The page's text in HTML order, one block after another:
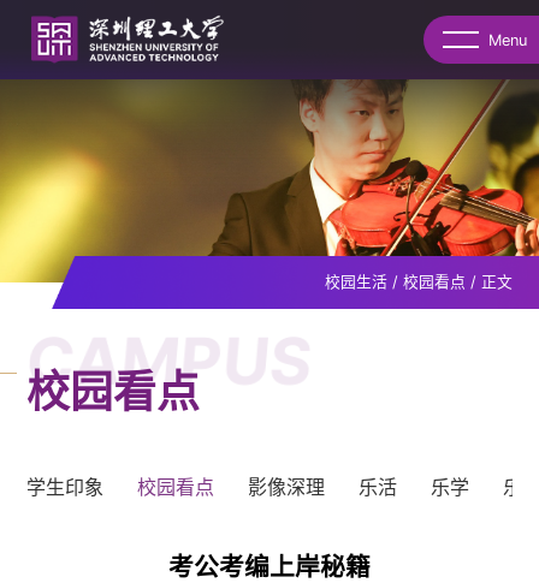
Menu
校园生活/ 校园看点 / 正文
CAMPUS
校园看点
学生印象 校园看点 影像深理 乐活 乐学 乐
考公考编上岸秘籍